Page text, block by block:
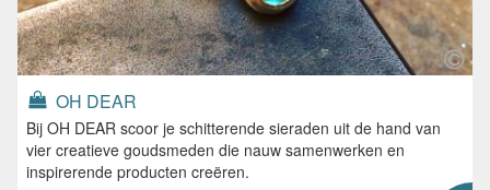
OH DEAR
Bij OH DEAR scoor je schitterende sieraden uit de hand van
vier creatieve goudsmeden die nauw samenwerken en
inspirerende producten creëren.